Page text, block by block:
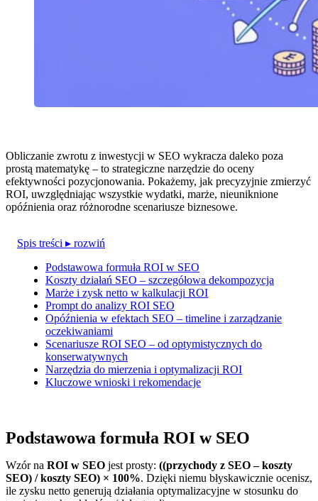
Obliczanie zwrotu z inwestycji w SEO wykracza daleko poza
prostą matematykę – to strategiczne narzędzie do oceny
efektywności pozycjonowania. Pokażemy, jak precyzyjnie zmierzyć
ROI, uwzględniając wszystkie wydatki, marże, nieuniknione
opóźnienia oraz różnorodne scenariusze biznesowe.
Spis treści ▸ rozwiń
Podstawowa formuła ROI w SEO
Koszty działań SEO – szczegółowa dekompozycja
Marże i zysk netto w kalkulacji ROI
Prompt do analizy ROI SEO
Opóźnienia w efektach SEO – timeline i zarządzanie
oczekiwaniami
Scenariusze ROI SEO – od optymistycznych do
konserwatywnych
Narzędzia do mierzenia i optymalizacji ROI
Kluczowe wnioski i rekomendacje
Podstawowa formuła ROI w SEO
Wzór na ROI w SEO jest prosty: ((przychody z SEO – koszty
SEO) / koszty SEO) × 100%. Dzięki niemu błyskawicznie ocenisz,
ile zysku netto generują działania optymalizacyjne w stosunku do